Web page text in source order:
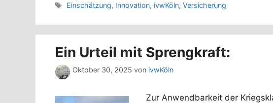
Schlagwörter
Einschätzung, Innovation, ivwKöln,Versicherung
Ein Urteil mit Sprengkraft:
Oktober 30, 2025 von ivwKöln
Zur Anwendbarkeit der